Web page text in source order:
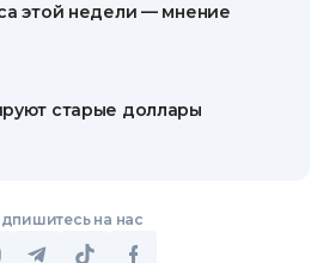
этой недели — мнение
старые доллары
на нас